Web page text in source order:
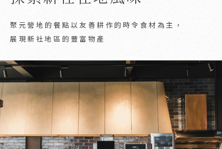
聚元營地的餐點以友善耕作的時令食材為主，
展現新社地區的豐富物產